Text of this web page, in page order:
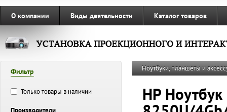
О компании Виды деятельности Каталог товаров
Фильтр
Только товары в наличии
Производители
Ноутбуки, планшеты и
HP